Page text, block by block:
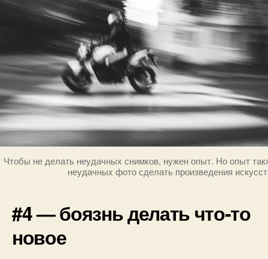
Чтобы не делать неудачных снимков, нужен опыт. Но опыт
неудачных фото сделать произведения
#4 — боязнь делать что-то
новое